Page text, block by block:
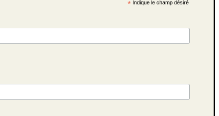
*Indique le champ désiré